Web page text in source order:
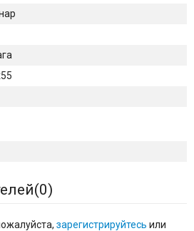
0)
зарегистрируйтесь или